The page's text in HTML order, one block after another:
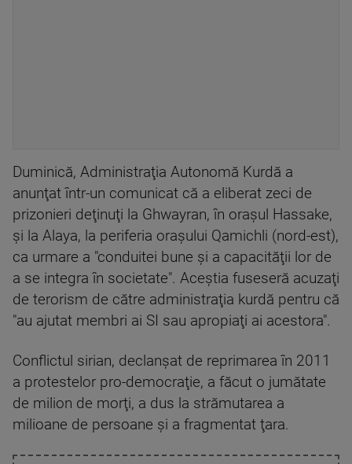
Duminică, Administraţia Autonomă Kurdă a
anunţat într-un comunicat că a eliberat zeci de
prizonieri deţinuţi la Ghwayran, în oraşul Hassake,
şi la Alaya, la periferia oraşului Qamichli (nord-est),
ca urmare a "conduitei bune şi a capacităţii lor de
a se integra în societate". Aceştia fuseseră acuzaţi
de terorism de către administraţia kurdă pentru că
"au ajutat membri ai SI sau apropiaţi ai acestora".
Conflictul sirian, declanşat de reprimarea în 2011
a protestelor pro-democraţie, a făcut o jumătate
de milion de morţi, a dus la strămutarea a
milioane de persoane şi a fragmentat ţara.